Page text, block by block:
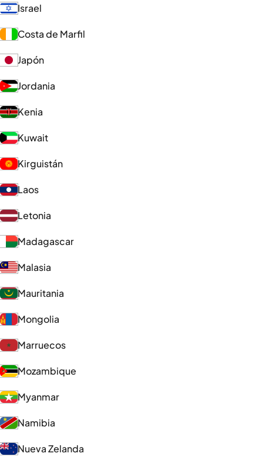
Israel
Costa de Marfil
Japón
Jordania
Kenia
Kuwait
Kirguistán
Laos
Letonia
Madagascar
Malasia
Mauritania
Mongolia
Marruecos
Mozambique
Myanmar
Namibia
Nueva Zelanda